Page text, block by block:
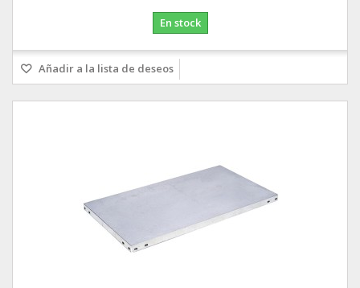
En stock
Añadir a la lista de deseos